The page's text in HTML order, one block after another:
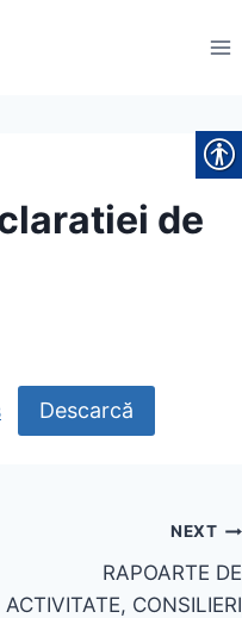
de
Descarcă
NEXT
RAPOARTE DE
ACTIVITATE, CONSILIERI